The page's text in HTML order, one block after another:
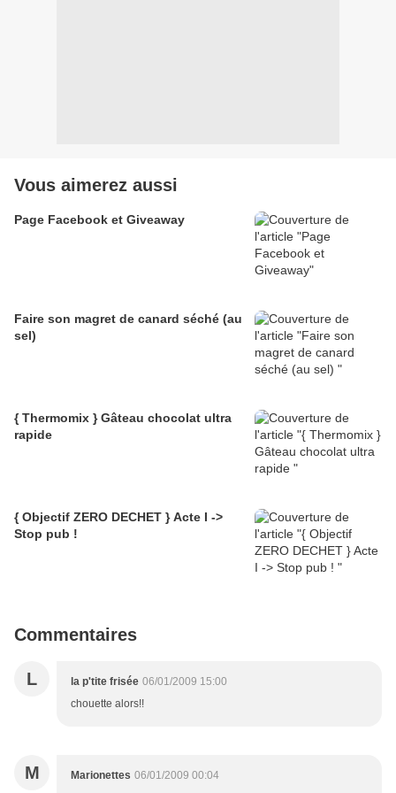
Vous aimerez aussi
Page Facebook et Giveaway
Faire son magret de canard séché (au
sel)
{ Thermomix } Gâteau chocolat ultra
rapide
{ Objectif ZERO DECHET } Acte I ->
Stop pub !
Commentaires
L la p'tite frisée 06/01/2009 15:00
chouette alors!!
M Marionettes 06/01/2009 00:04